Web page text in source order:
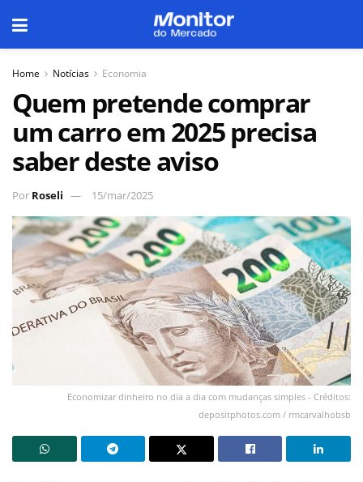
Home Notícias Economia
Quem pretende comprar
um carro em 2025 precisa
saber deste aviso
Por Roseli 15/mar/2025
Economizar dinheiro no dia a dia com mudanças simples - Créditos:
depositphotos.com / rmcarvalhobsb